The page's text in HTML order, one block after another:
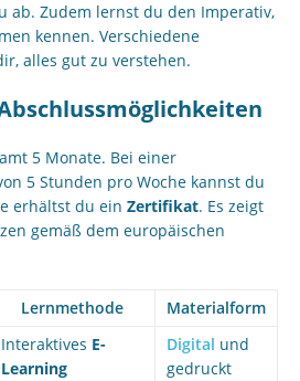
ab. Zudem lernst du den Imperativ,
kennen. Verschiedene
alles gut zu verstehen.
5 Monate. Bei einer
5 Stunden pro Woche kannst du
erhältst du ein Zertifikat. Es zeigt
gemäß dem europäischen
Lernmethode
Materialform
Interaktives E-
Learning
Digital und
gedruckt